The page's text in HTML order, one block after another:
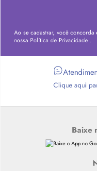
Ao se cadastrar, você concorda
nossa Política de Privacidade .
Clique aqui
Baixe